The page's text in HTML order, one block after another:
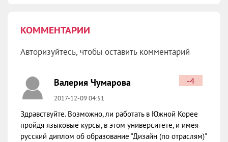
КОММЕНТАРИИ
Авторизуйтесь, чтобы оставить комментарий
Валерия Чумарова
2017-12-09 04:51
-4
Здравствуйте. Возможно, ли работать в Южной Корее
пройдя языковые курсы, в этом университете, и имея
русский диплом об образование "Дизайн (по отраслям)"